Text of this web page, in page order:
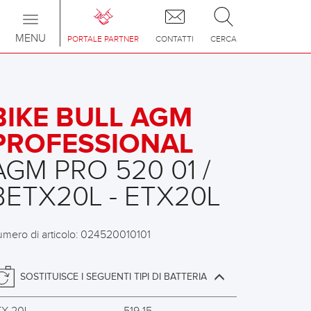
PORTALE PARTNER CONTATTI CERCA
Toggle
navigation
MENU
BULL AGM
PRO 520 01 /
- ETX20L
di articolo: 024520010101
SOSTITUISCE I SEGUENTI TIPI DI BATTERIA